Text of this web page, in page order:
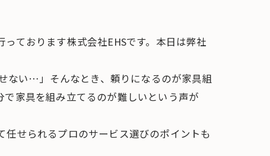
ております株式会社EHSです。本日は弊社
ない…」そんなとき、頼りになるのが家具組
家具を組み立てるのが難しいという声が
せられるプロのサービス選びのポイントも